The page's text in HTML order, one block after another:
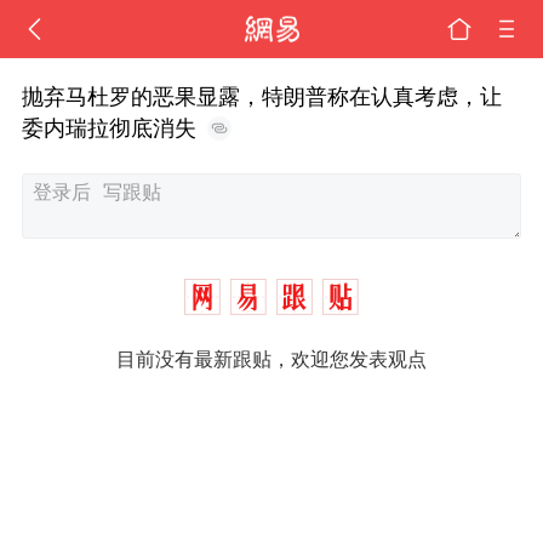
抛弃马杜罗的恶果显露，特朗普称在认真考虑，让
委内瑞拉彻底消失
目前没有最新跟贴，欢迎您发表观点